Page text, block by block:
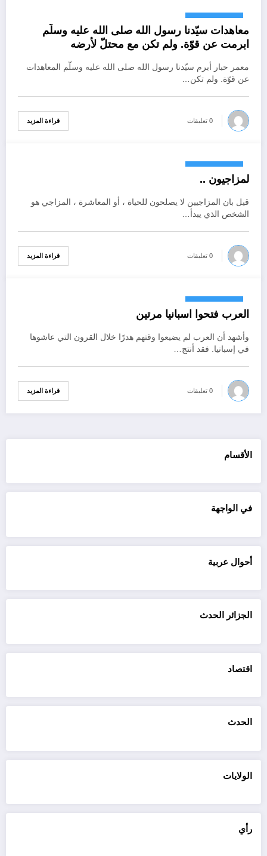
معاهدات سيّدنا رسول الله صلى الله عليه وسلّم
ابرمت عن قوّة. ولم تكن مع محتلّ لأرضه
معمر حبار أبرم سيّدنا رسول الله صلى الله عليه وسلّم المعاهدات
عن قوّة. ولم تكن…
0 تعليقات قراءة المزيد
لمزاجيون ..
قيل بان المزاجيين لا يصلحون للحياة ، أو المعاشرة ، المزاجي هو
الشخص الذي يبدأ…
0 تعليقات قراءة المزيد
العرب فتحوا اسبانيا مرتين
وأشهد أن العرب لم يضيعوا وقتهم هدرًا خلال القرون التي عاشوها
في إسبانيا. فقد أنتج…
0 تعليقات قراءة المزيد
الأقسام
في الواجهة
أحوال عربية
الجزائر الحدث
اقتصاد
الحدث
الولايات
رأي